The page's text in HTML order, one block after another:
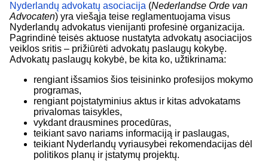
Nyderlandų advokatų asociacija (Nederlandse Orde van
Advocaten) yra viešąja teise reglamentuojama visus
Nyderlandų advokatus vienijanti profesinė organizacija.
Pagrindinė teisės aktuose nustatyta advokatų asociacijos
veiklos sritis – prižiūrėti advokatų paslaugų kokybę.
Advokatų paslaugų kokybė, be kita ko, užtikrinama:
rengiant išsamios šios teisininko profesijos mokymo
programas,
rengiant poįstatyminius aktus ir kitas advokatams
privalomas taisykles,
vykdant drausmines procedūras,
teikiant savo nariams informaciją ir paslaugas,
teikiant Nyderlandų vyriausybei rekomendacijas dėl
politikos planų ir įstatymų projektų.